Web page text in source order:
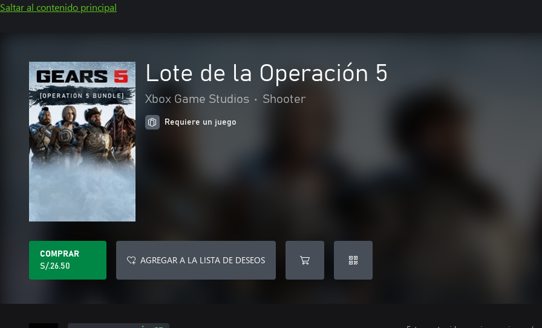
Saltar al contenido principal
Lote de la Operación 5
Xbox Game Studios • Shooter
Requiere un juego
COMPRAR
S/.26.50
AGREGAR A LA LISTA DE DESEOS